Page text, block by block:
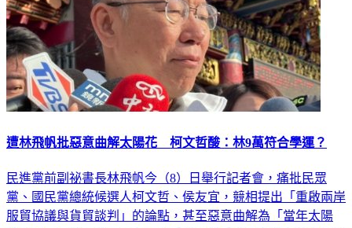
遭林飛帆批惡意曲解太陽花 柯文哲酸：林9萬符合學運？
民進黨前副祕書長林飛帆今（8）日舉行記者會，痛批民眾
黨、國民黨總統候選人柯文哲、侯友宜，競相提出「重啟兩岸
服貿協議與貨貿談判」的論點，甚至惡意曲解為「當年太陽